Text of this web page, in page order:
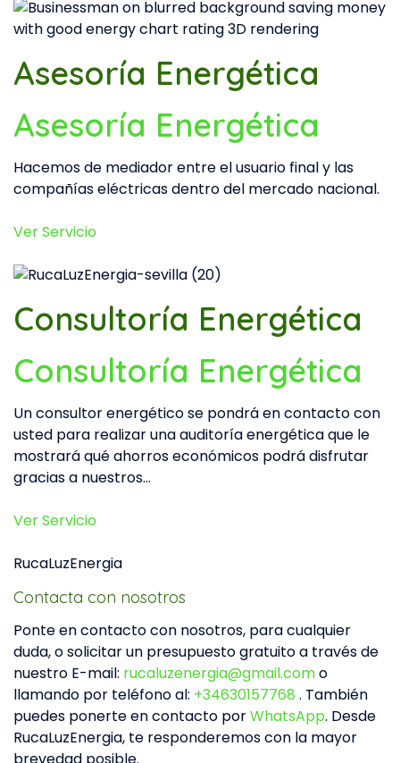
Asesoría Energética
Asesoría Energética
Hacemos de mediador entre el usuario final y las
compañías eléctricas dentro del mercado nacional.
Ver Servicio
Consultoría Energética
Consultoría Energética
Un consultor energético se pondrá en contacto con
usted para realizar una auditoría energética que le
mostrará qué ahorros económicos podrá disfrutar
gracias a nuestros…
Ver Servicio
RucaLuzEnergia
Contacta con nosotros
Ponte en contacto con nosotros, para cualquier
duda, o solicitar un presupuesto gratuito a través de
nuestro E-mail: rucaluzenergia@gmail.como
llamando por teléfono al: +34630157768 . También
puedes ponerte en contacto porWhatsApp. Desde
RucaLuzEnergia, te responderemos con la mayor